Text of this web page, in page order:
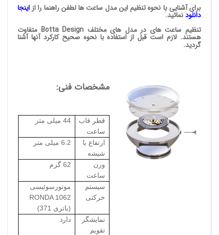
برای آشنایی با نحوه تنظیم این مدل ساعت ها لطفن راهنما را از اینجا
دانلودنمائید.
تنظیم ساعت های در مدل های مختلف Botta Design متفاوت
هستند. لازم است قبل از استفاده با نحوه صحیح کارکرد آنها آشنا
گردید.
مشخصات فنی:
قطر قاب
ساعت
44 میلی متر
ارتفاع با
شیشه
6.2 میلی متر
وزن
ساعت
62 گرم
سیستم
حرکتی
موتورسوئیسی
RONDA 1062
(باتری 371)
نمایشگر
تقویم
دارد